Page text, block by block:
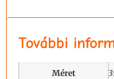
További
Méret